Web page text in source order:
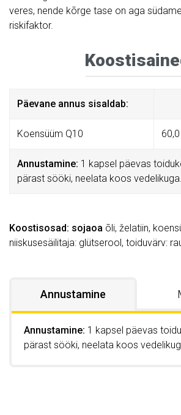
veres, nende kõrge tase on aga
riskifaktor.
Päevane annus sisaldab:
Koensüüm Q10 60,0
Annustamine: 1 kapsel päevas
pärast sööki, neelata koos vedelikuga.
Koostisosad: sojaoa õli, želatiin,
niiskusesäilitaja: glütserool, toiduvärv:
Annustamine
Annustamine: 1 kapsel päevas
pärast sööki, neelata koos